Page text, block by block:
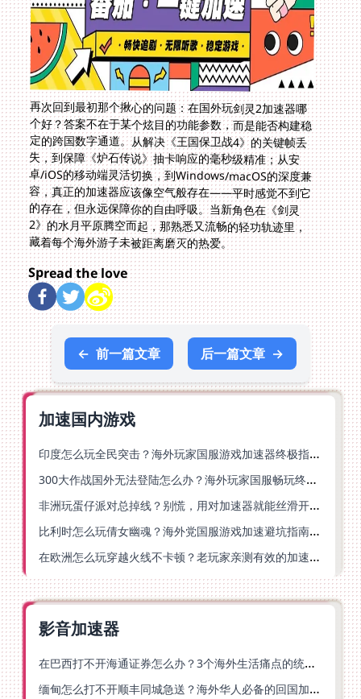
再次回到最初那个揪心的问题：在国外玩剑灵2加速器哪
个好？答案不在于某个炫目的功能参数，而是能否构建稳
定的跨国数字通道。从解决《王国保卫战4》的关键帧丢
失，到保障《炉石传说》抽卡响应的毫秒级精准；从安
卓/iOS的移动端灵活切换，到Windows/macOS的深度兼
容，真正的加速器应该像空气般存在——平时感觉不到它
的存在，但永远保障你的自由呼吸。当新角色在《剑灵
2》的水月平原腾空而起，那熟悉又流畅的轻功轨迹里，
藏着每个海外游子未被距离磨灭的热爱。
Spread the love
← 前一篇文章 后一篇文章 →
加速国内游戏
印度怎么玩全民突击？海外玩家国服游戏加速器终极指南（附原神延迟优化+精灵之境加速器选择）
300大作战国外无法登陆怎么办？海外玩家国服畅玩终极指南（附实测推荐）
非洲玩蛋仔派对总掉线？别慌，用对加速器就能丝滑开跑！
比利时怎么玩倩女幽魂？海外党国服游戏加速避坑指南（附实测推荐）
在欧洲怎么玩穿越火线不卡顿？老玩家亲测有效的加速器选择指南
影音加速器
在巴西打不开海通证券怎么办？3个海外生活痛点的统一解决方案
缅甸怎么打不开顺丰同城急送？海外华人必备的回国加速指南（附B站会员游戏解决方案）